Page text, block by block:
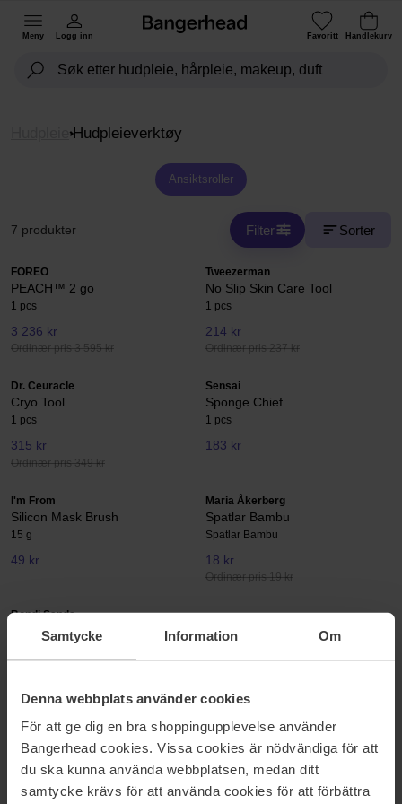
Samtycke Information Om
Denna webbplats använder cookies
För att ge dig en bra shoppingupplevelse använder
Bangerhead cookies. Vissa cookies är nödvändiga för att
du ska kunna använda webbplatsen, medan ditt
samtycke krävs för att använda cookies för att förbättra
Meny Logg inn Favoritt Handlekurv
Hudpleieverktøy
Ansiktsroller
7 produkter Filter Sorter
FOREO
PEACH™ 2 go
1 pcs
3 236 kr
Ordinær pris 3 595 kr
Tweezerman
No Slip Skin Care Tool
1 pcs
214 kr
Ordinær pris 237 kr
Dr. Ceuracle
Cryo Tool
1 pcs
315 kr
Ordinær pris 349 kr
Sensai
Sponge Chief
1 pcs
183 kr
I'm From
Silicon Mask Brush
15 g
49 kr
Maria Åkerberg
Spatlar Bambu
Spatlar Bambu
18 kr
Ordinær pris 19 kr
Bondi Sands
Exfoliating Mitt
Ordinær pris 106 kr
HUDPLEIEVERKTØY
Noen ganger rekker ikke hendene til, da er det rengjørings verktøy
som du kan bruke for å sikre en frisk følelse og et strålende